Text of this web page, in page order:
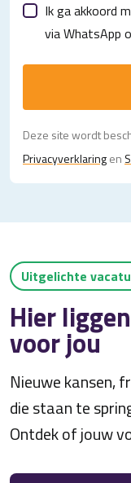
Ik ga akkoord
via WhatsApp
Deze site wordt
Privacy­verklaringen
Uitgelichte
Hier
voor jou
Nieuwe kansen,
die staan te
Ontdek of jouw